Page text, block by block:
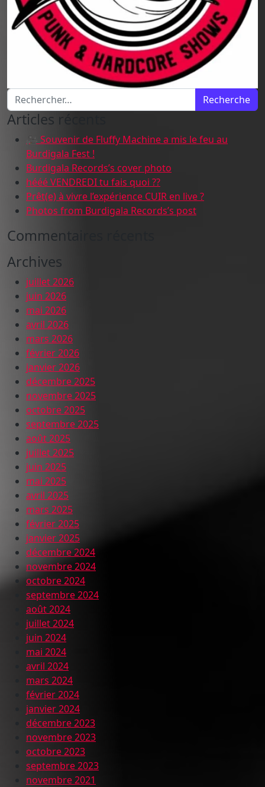
Recherche pour :
Articles récents
🎥 Souvenir de Fluffy Machine a mis le feu au
Burdigala Fest !
Burdigala Records’s cover photo
hééé VENDREDI tu fais quoi ??
Prêt(e) à vivre l’expérience CUIR en live ?
Photos from Burdigala Records’s post
Commentaires récents
Archives
juillet 2026
juin 2026
mai 2026
avril 2026
mars 2026
février 2026
janvier 2026
décembre 2025
novembre 2025
octobre 2025
septembre 2025
août 2025
juillet 2025
juin 2025
mai 2025
avril 2025
mars 2025
février 2025
janvier 2025
décembre 2024
novembre 2024
octobre 2024
septembre 2024
août 2024
juillet 2024
juin 2024
mai 2024
avril 2024
mars 2024
février 2024
janvier 2024
décembre 2023
novembre 2023
octobre 2023
septembre 2023
novembre 2021